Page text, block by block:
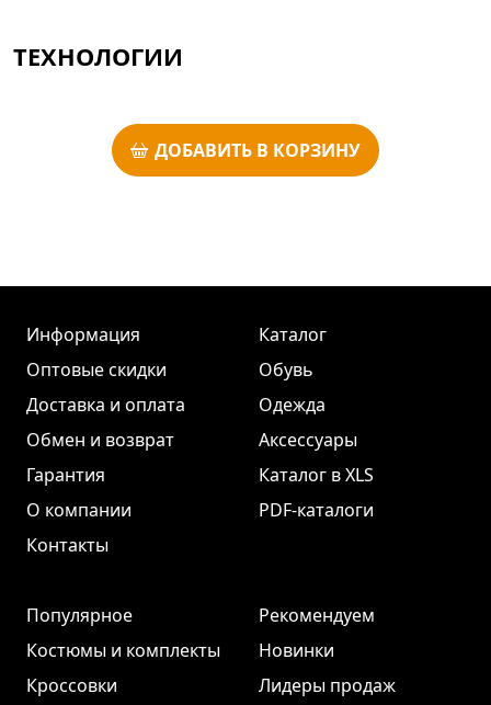
ТЕХНОЛОГИИ
ДОБАВИТЬ В КОРЗИНУ
Информация
Оптовые скидки
Доставка и оплата
Обмен и возврат
Гарантия
О компании
Контакты
Каталог
Обувь
Одежда
Аксессуары
Каталог в XLS
PDF-каталоги
Популярное
Костюмы и комплекты
Кроссовки
Рекомендуем
Новинки
Лидеры продаж